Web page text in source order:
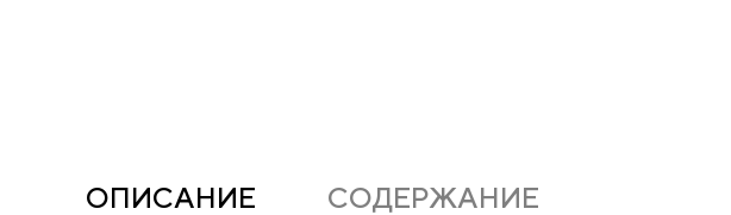
ОПИСАНИЕ CОДЕРЖАНИЕ